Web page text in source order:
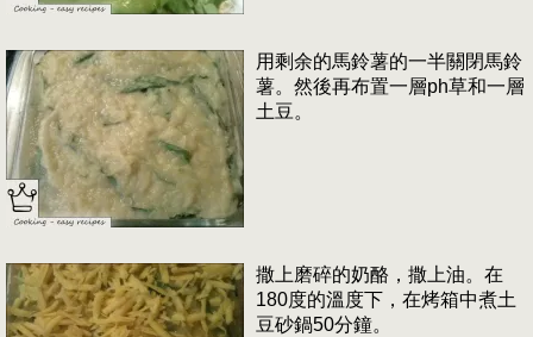
用剩余的馬鈴薯的一半關閉馬鈴
薯。然後再布置一層ph草和一層
土豆。
撒上磨碎的奶酪，撒上油。在
180度的溫度下，在烤箱中煮土
豆砂鍋50分鐘。